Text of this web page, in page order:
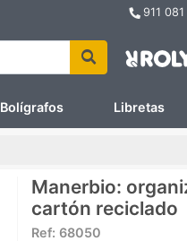
911 081
Bolígrafos Libretas
Manerbio:
cartón reciclado
Ref: 68050